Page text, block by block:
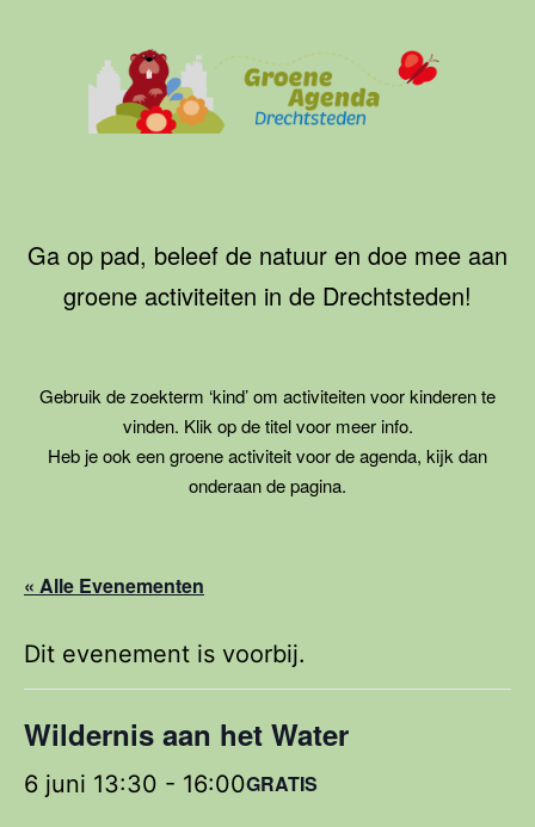
Drechtsteden
Ga op pad, beleef de natuur en doe mee aan
groene activiteiten in de Drechtsteden!
Gebruik de zoekterm ‘kind’ om activiteiten voor kinderen te
vinden. Klik op de titel voor meer info.
Heb je ook een groene activiteit voor de agenda, kijk dan
onderaan de pagina.
« Alle Evenementen
Dit evenement is voorbij.
Wildernis aan het Water
6 juni 13:30 - 16:00GRATIS